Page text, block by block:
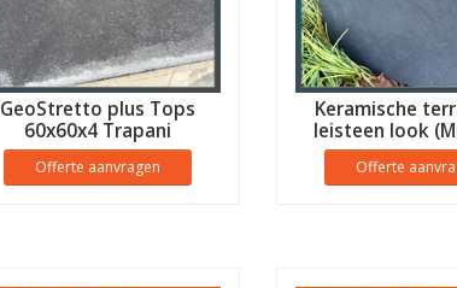
GeoStretto plus Tops
60x60x4 Trapani
Offerte aanvragen
Keramische
leisteen look
Offerte